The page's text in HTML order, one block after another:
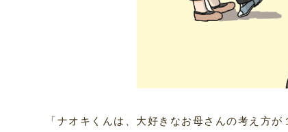
「ナオキくんは、大好きなお母さんの考え方